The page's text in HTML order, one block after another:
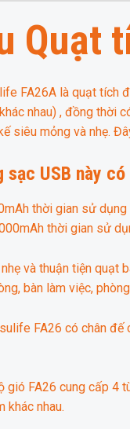
Quạt
FA26A là quạt tích
nhau) , đồng thời
siêu mỏng và nhẹ.
USB này
thời gian sử
thời gian sử
và thuận tiện quạt
bàn làm việc,
FA26 có chân
gió FA26 cung cấp
khác nhau.